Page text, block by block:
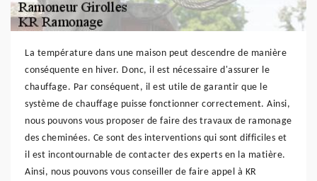
La température dans une maison peut descendre de manière
conséquente en hiver. Donc, il est nécessaire d'assurer le
chauffage. Par conséquent, il est utile de garantir que le
système de chauffage puisse fonctionner correctement. Ainsi,
nous pouvons vous proposer de faire des travaux de ramonage
des cheminées. Ce sont des interventions qui sont difficiles et
il est incontournable de contacter des experts en la matière.
Ainsi, nous pouvons vous conseiller de faire appel à KR